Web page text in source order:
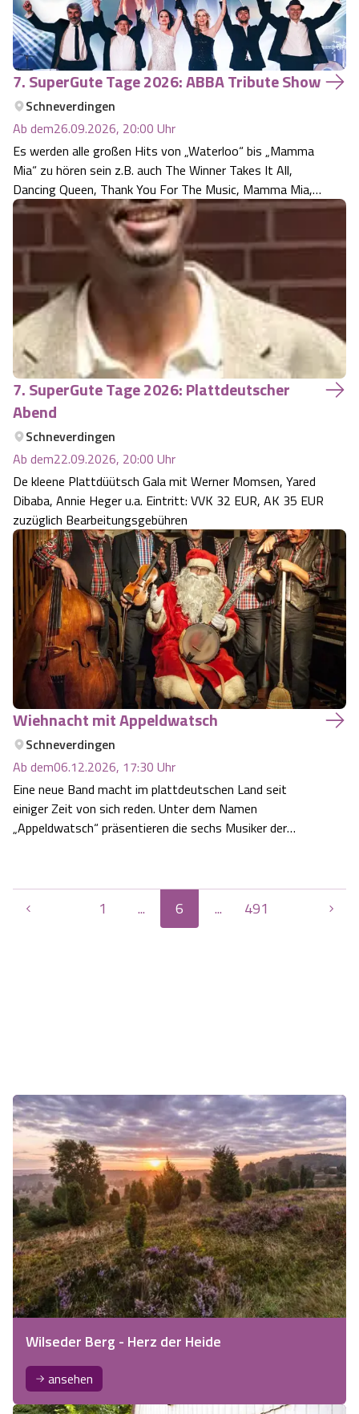
7. SuperGute Tage 2026: ABBA Tribute Show
Schneverdingen
Ab dem26.09.2026, 20:00 Uhr
Es werden alle großen Hits von „Waterloo“ bis „Mamma
Mia“ zu hören sein z.B. auch The Winner Takes It All,
Dancing Queen, Thank You For The Music, Mamma Mia,
Money, Money, Money, Honey, Honey, Super Trouper,
Knowing Me Knowing You, Fernando, Voulez-Vous, I
Have A Dream, Chiquitita, Waterloo, Vo…
7. SuperGute Tage 2026: Plattdeutscher
Abend
Schneverdingen
Ab dem22.09.2026, 20:00 Uhr
De kleene Plattdüütsch Gala mit Werner Momsen, Yared
Dibaba, Annie Heger u.a. Eintritt: VVK 32 EUR, AK 35 EUR
zuzüglich Bearbeitungsgebühren
Wiehnacht mit Appeldwatsch
Schneverdingen
Ab dem06.12.2026, 17:30 Uhr
Eine neue Band macht im plattdeutschen Land seit
einiger Zeit von sich reden. Unter dem Namen
„Appeldwatsch“ präsentieren die sechs Musiker der
fetzig und eigene weihnachtlich plattdeutsche Texte…
1 ... 6 ... 491
Wilseder Berg - Herz der Heide
ansehen